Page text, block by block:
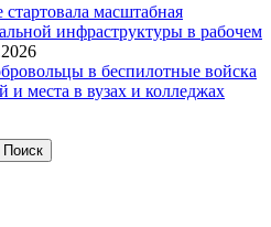
масштабная
инфраструктуры в рабочем
в беспилотные войска
и места в вузах и колледжах